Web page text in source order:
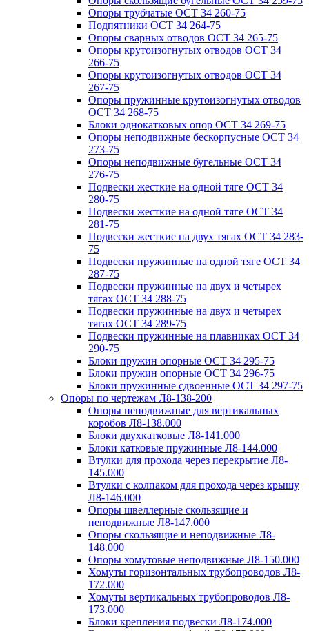
Опоры трубчатые ОСТ 34 260-75
Подпятники ОСТ 34 264-75
Опоры сварных отводов ОСТ 34 265-75
Опоры крутоизогнутых отводов ОСТ 34
266-75
Опоры крутоизогнутых отводов ОСТ 34
267-75
Опоры пружинные крутоизогнутых отводов
ОСТ 34 268-75
Блоки однокатковых опор ОСТ 34 269-75
Опоры неподвижные бескорпусные ОСТ 34
273-75
Опоры неподвижные бугельные ОСТ 34
276-75
Подвески жесткие на одной тяге ОСТ 34
280-75
Подвески жесткие на одной тяге ОСТ 34
281-75
Подвески жесткие на двух тягах ОСТ 34 283-
75
Подвески пружинные на одной тяге ОСТ 34
287-75
Подвески пружинные на двух и четырех
тягах ОСТ 34 288-75
Подвески пружинные на двух и четырех
тягах ОСТ 34 289-75
Подвески пружинные на плавниках ОСТ 34
290-75
Блоки пружин опорные ОСТ 34 295-75
Блоки пружин опорные ОСТ 34 296-75
Блоки пружинные сдвоенные ОСТ 34 297-75
Опоры по чертежам Л8-138-200
Опоры неподвижные для вертикальных
коробов Л8-138.000
Блоки двухкатковые Л8-141.000
Блоки катковые пружинные Л8-144.000
Втулки для прохода через перекрытие Л8-
145.000
Втулки с колпаком для прохода через крышу
Л8-146.000
Опоры швеллерные скользящие и
неподвижные Л8-147.000
Опоры скользящие и неподвижные Л8-
148.000
Опоры хомутовые неподвижные Л8-150.000
Хомуты горизонтальных трубопроводов Л8-
172.000
Хомуты вертикальных трубопроводов Л8-
173.000
Блоки крепления подвески Л8-174.000